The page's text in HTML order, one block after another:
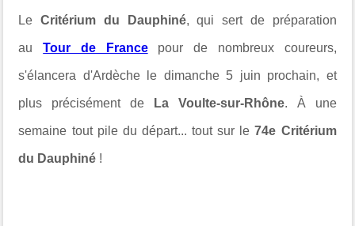
LeCritérium du Dauphiné, qui sert de préparation
auTour de Francepour de nombreux coureurs,
s'élancera d'Ardèche le dimanche 5 juin prochain, et
plus précisément de La Voulte-sur-Rhône. À une
semaine tout pile du départ... tout sur le74e Critérium
du Dauphiné !